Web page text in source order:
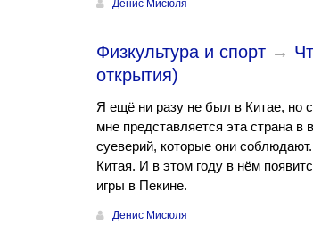
Денис Мисюля
Физкультура и спорт →
открытия)
Я ещё ни разу не был в Китае, но
мне представляется эта страна в
суеверий, которые они
Китая. И в этом году в нём
игры в Пекине.
Денис Мисюля